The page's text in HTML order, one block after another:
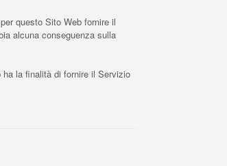
questo Sito Web fornire il
alcuna conseguenza sulla
la finalità di fornire il Servizio